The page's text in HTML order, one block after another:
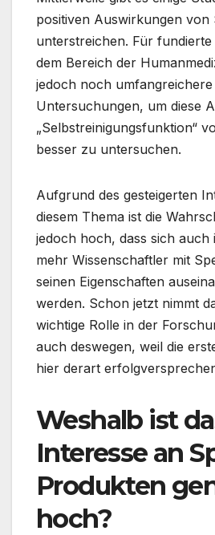
positiven Auswirkungen von
unterstreichen. Für fundierte
dem Bereich der
jedoch noch umfangreichere
Untersuchungen, um diese
„Selbstreinigungsfunktion“
besser zu untersuchen.
Aufgrund des gesteigerten
diesem Thema ist die
jedoch hoch, dass sich
mehr Wissenschaftler mit
seinen Eigenschaften
werden. Schon jetzt nimmt
wichtige Rolle in der
auch deswegen, weil die
hier derart
Weshalb ist
Interesse an
Produkten
hoch?